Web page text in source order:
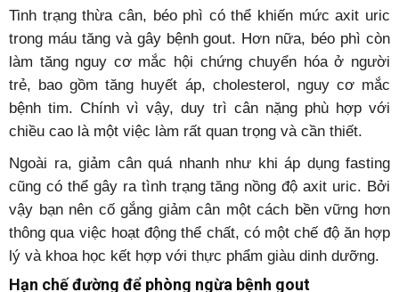
Tinh trạng thừa cân, béo phì có thể khiến mức axit uric
trong máu tăng và gây bệnh gout. Hơn nữa, béo phì còn
làm tăng nguy cơ mắc hội chứng chuyển hóa ở người
trẻ, bao gồm tăng huyết áp, cholesterol, nguy cơ mắc
bệnh tim. Chính vì vậy, duy trì cân nặng phù hợp với
chiều cao là một việc làm rất quan trọng và cần thiết.
Ngoài ra, giảm cân quá nhanh như khi áp dụng fasting
cũng có thể gây ra tình trạng tăng nồng độ axit uric. Bởi
vậy bạn nên cố gắng giảm cân một cách bền vững hơn
thông qua việc hoạt động thể chất, có một chế độ ăn hợp
lý và khoa học kết hợp với thực phẩm giàu dinh dưỡng.
Hạn chế đường để phòng ngừa bệnh gout